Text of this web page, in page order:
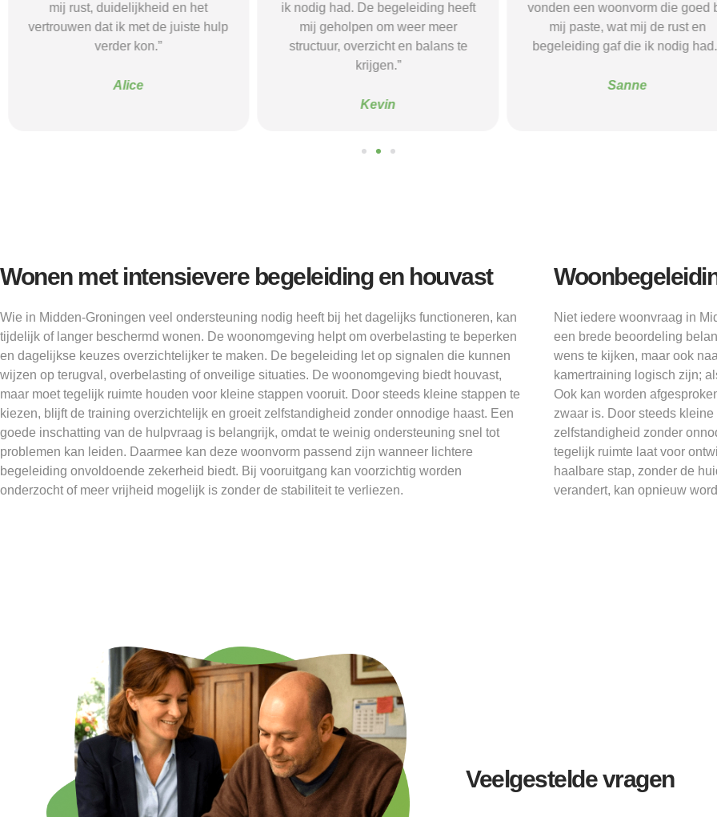
mij rust, duidelijkheid en het
vertrouwen dat ik met de juiste hulp
verder kon.”
Alice
ik nodig had. De begeleiding heeft
mij geholpen om weer meer
structuur, overzicht en balans te
krijgen.”
Kevin
vonden een woonvorm die goed
mij paste, wat mij de rust en
begeleiding gaf die ik nodig
Sanne
Wonen met intensievere begeleiding en houvast
Wie in Midden-Groningen veel ondersteuning nodig heeft bij het dagelijks functioneren, kan
tijdelijk of langer beschermd wonen. De woonomgeving helpt om overbelasting te beperken
en dagelijkse keuzes overzichtelijker te maken. De begeleiding let op signalen die kunnen
wijzen op terugval, overbelasting of onveilige situaties. De woonomgeving biedt houvast,
maar moet tegelijk ruimte houden voor kleine stappen vooruit. Door steeds kleine stappen te
kiezen, blijft de training overzichtelijk en groeit zelfstandigheid zonder onnodige haast. Een
goede inschatting van de hulpvraag is belangrijk, omdat te weinig ondersteuning snel tot
problemen kan leiden. Daarmee kan deze woonvorm passend zijn wanneer lichtere
begeleiding onvoldoende zekerheid biedt. Bij vooruitgang kan voorzichtig worden
onderzocht of meer vrijheid mogelijk is zonder de stabiliteit te verliezen.
Niet iedere woonvraag in
een brede beoordeling
wens te kijken, maar ook
kamertraining logisch zijn;
Ook kan worden
zwaar is. Door steeds
zelfstandigheid zonder
tegelijk ruimte laat voor
haalbare stap, zonder de
verandert, kan opnieuw
Veelgestelde vragen